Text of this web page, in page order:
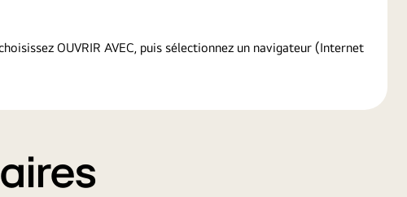
OUVRIR AVEC, puis sélectionnez un navigateur (Internet